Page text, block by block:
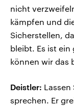
nicht
kämpfen und
Sicherstellen,
bleibt. Es ist
können wir das
Deistler: Lassen
sprechen. Er